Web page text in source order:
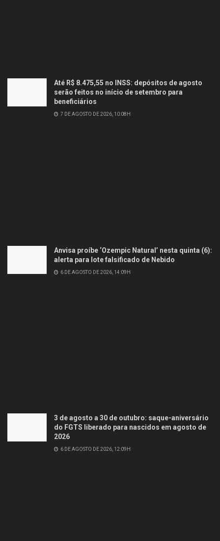
Até R$ 8.475,55 no INSS: depósitos de agosto
serão feitos no início de setembro para
beneficiários
7 DE AGOSTO DE 2026, 10:08H
Anvisa proíbe ‘Ozempic Natural’ nesta quinta (6):
alerta para lote falsificado de Nebido
6 DE AGOSTO DE 2026, 14:09H
3 de agosto a 30 de outubro: saque-aniversário
do FGTS liberado para nascidos em agosto de
2026
6 DE AGOSTO DE 2026, 12:09H